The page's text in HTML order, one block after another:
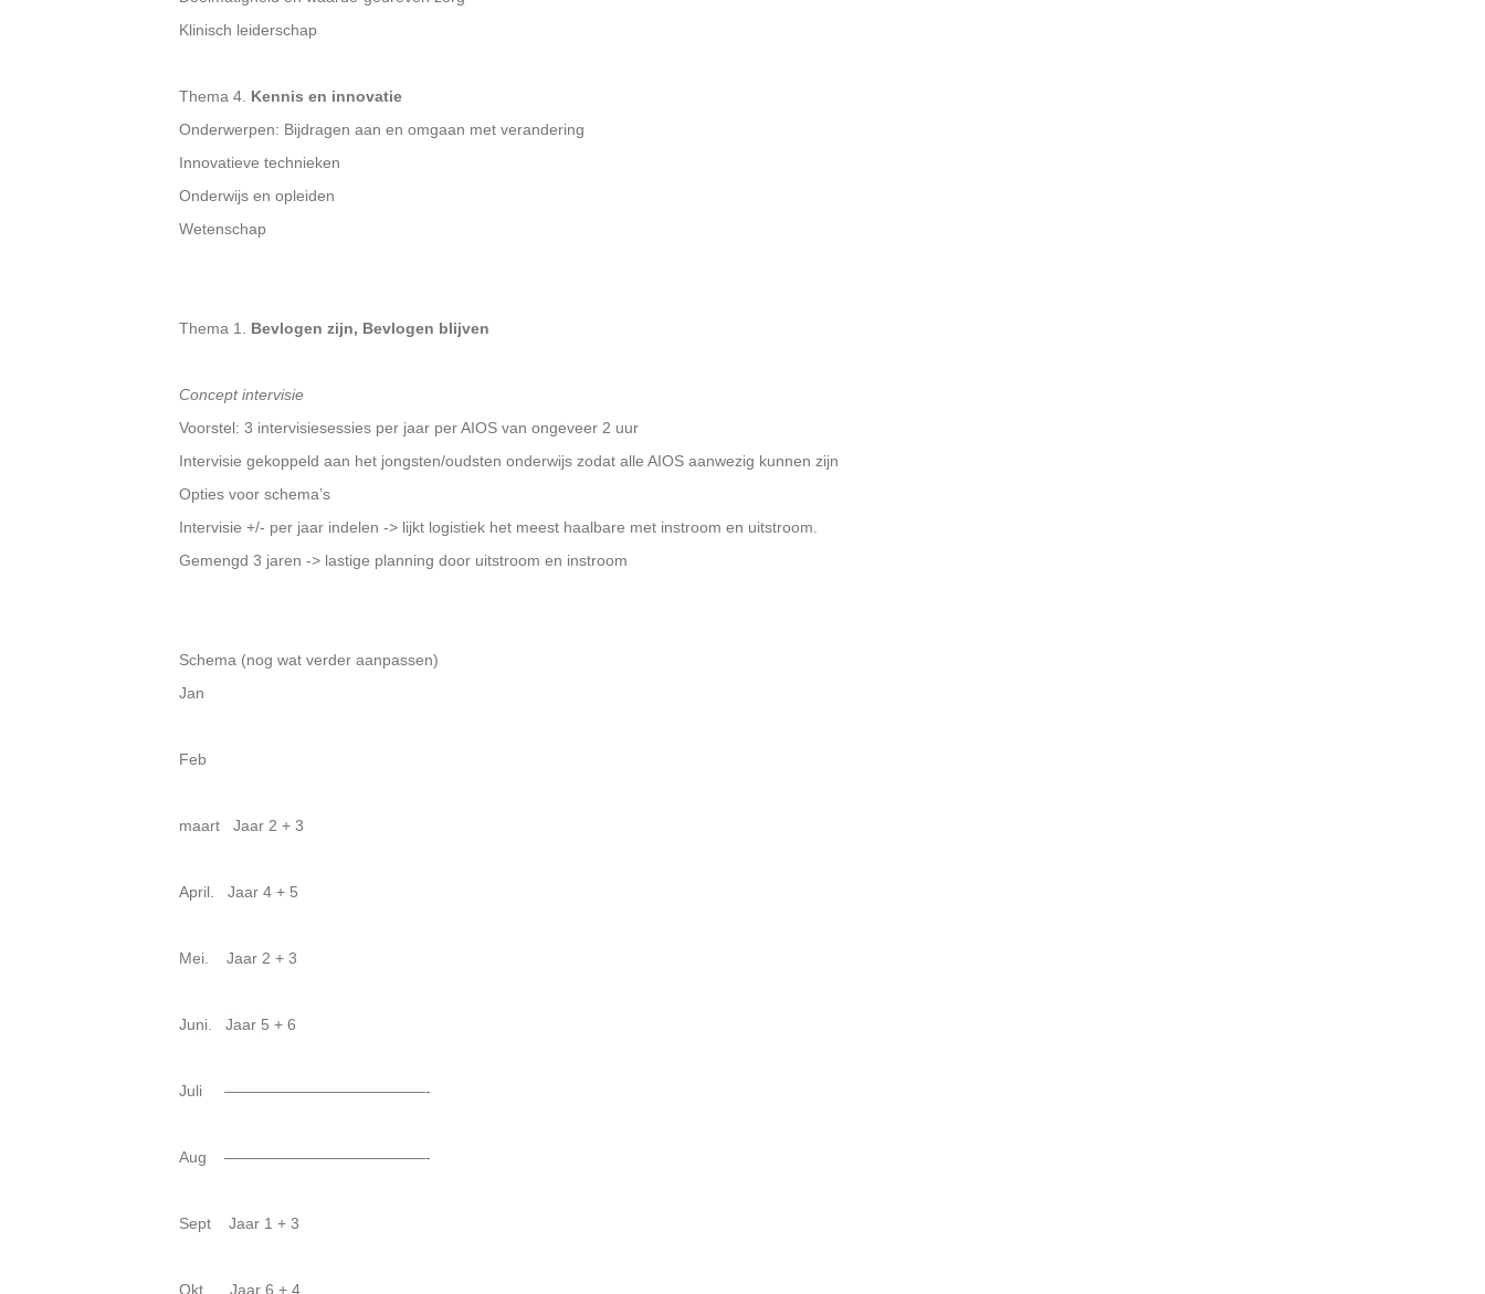
Klinisch leiderschap
Thema 4. Kennis en innovatie
Onderwerpen: Bijdragen aan en omgaan met verandering
Innovatieve technieken
Onderwijs en opleiden
Wetenschap
Thema 1. Bevlogen zijn, Bevlogen blijven
Concept intervisie
Voorstel: 3 intervisiesessies per jaar per AIOS van ongeveer 2 uur
Intervisie gekoppeld aan het jongsten/oudsten onderwijs zodat alle AIOS aanwezig kunnen zijn
Opties voor schema’s
Intervisie +/- per jaar indelen -> lijkt logistiek het meest haalbare met instroom en uitstroom.
Gemengd 3 jaren -> lastige planning door uitstroom en instroom
Schema (nog wat verder aanpassen)
Jan
Feb
maart Jaar 2 + 3
April. Jaar 4 + 5
Mei. Jaar 2 + 3
Juni. Jaar 5 + 6
Juli —————————————-
Aug —————————————-
Sept Jaar 1 + 3
Okt Jaar 6 + 4